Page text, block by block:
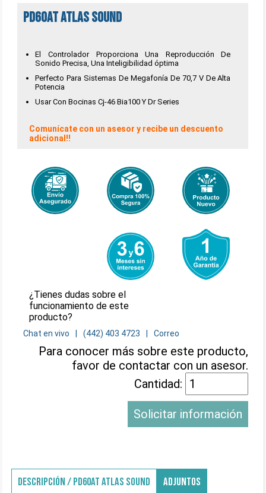
PD60AT Atlas Sound
El Controlador Proporciona Una Reproducción De
Sonido Precisa, Una Inteligibilidad óptima
Perfecto Para Sistemas De Megafonía De 70,7 V De Alta
Potencia
Usar Con Bocinas Cj-46 Bia100 Y Dr Series
Comunícate con un asesor y recibe un descuento
adicional!!
¿Tienes dudas sobre el
funcionamiento de este
producto?
Chat en vivo (442) 403 4723 Correo
Para conocer más sobre este producto,
favor de contactar con un asesor.
Cantidad:
Solicitar información
DESCRIPCIÓN / PD60AT ATLAS SOUND ADJUNTOS